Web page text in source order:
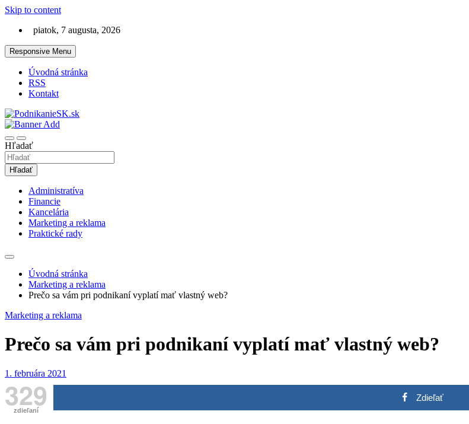
Skip to content
piatok, 7 augusta, 2026
Responsive Menu
Úvodná stránka
RSS
Kontakt
PodnikanieSK.sk
Hľadať
Hľadať
Administratíva
Financie
Kancelária
Marketing a reklama
Praktické rady
Úvodná stránka
Marketing a reklama
Prečo sa vám pri podnikaní vyplatí mať vlastný web?
Marketing a reklama
Prečo sa vám pri podnikaní vyplatí mať vlastný web?
1. februára 2021
329
zdieľaní
Zdieľať